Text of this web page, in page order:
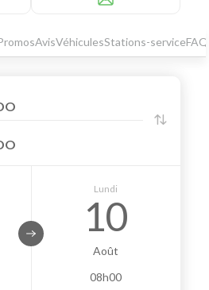
AvisVéhiculesStations-serviceFAQ
Lundi
10
Août
08h00